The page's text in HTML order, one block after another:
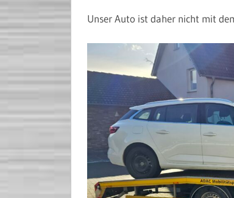
Unser Auto ist daher nicht mit